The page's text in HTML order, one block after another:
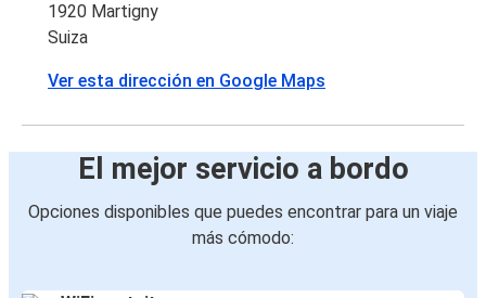
1920 Martigny
Suiza
Ver esta dirección en Google Maps
El mejor servicio a bordo
Opciones disponibles que puedes encontrar para un viaje
más cómodo: